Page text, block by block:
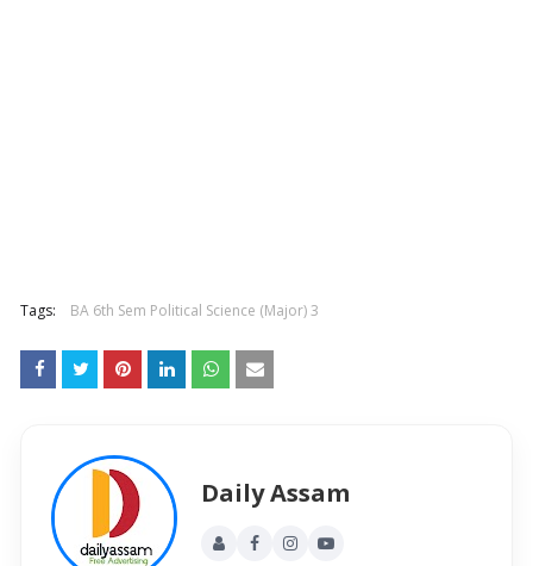
Tags: BA 6th Sem Political Science (Major) 3
Daily Assam